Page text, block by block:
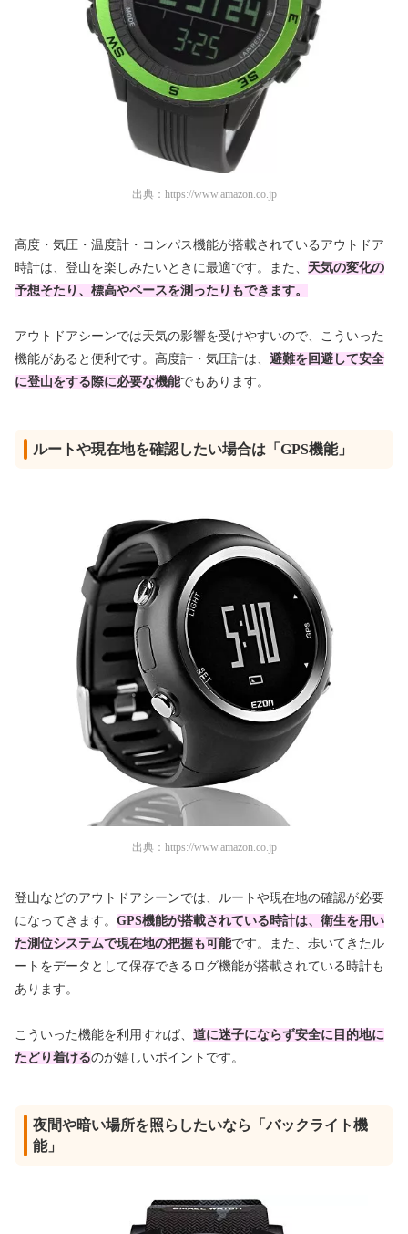
出典： https://www.amazon.co.jp
高度・気圧・温度計・コンパス機能が搭載されているアウトドア
時計は、登山を楽しみたいときに最適です。また、 天気の変化の
予想そたり、標高やペースを測ったりもできます。
アウトドアシーンでは天気の影響を受けやすいので、こういった
機能があると便利です。高度計・気圧計は、 避難を回避して安全
に登山をする際に必要な機能でもあります。
ルートや現在地を確認したい場合は「GPS機能」
出典： https://www.amazon.co.jp
登山などのアウトドアシーンでは、ルートや現在地の確認が必要
になってきます。 GPS機能が搭載されている時計は、衛生を用い
た測位システムで現在地の把握も可能です。また、歩いてきたル
ートをデータとして保存できるログ機能が搭載されている時計も
あります。
こういった機能を利用すれば、 道に迷子にならず安全に目的地に
たどり着けるのが嬉しいポイントです。
夜間や暗い場所を照らしたいなら「バックライト機
能」